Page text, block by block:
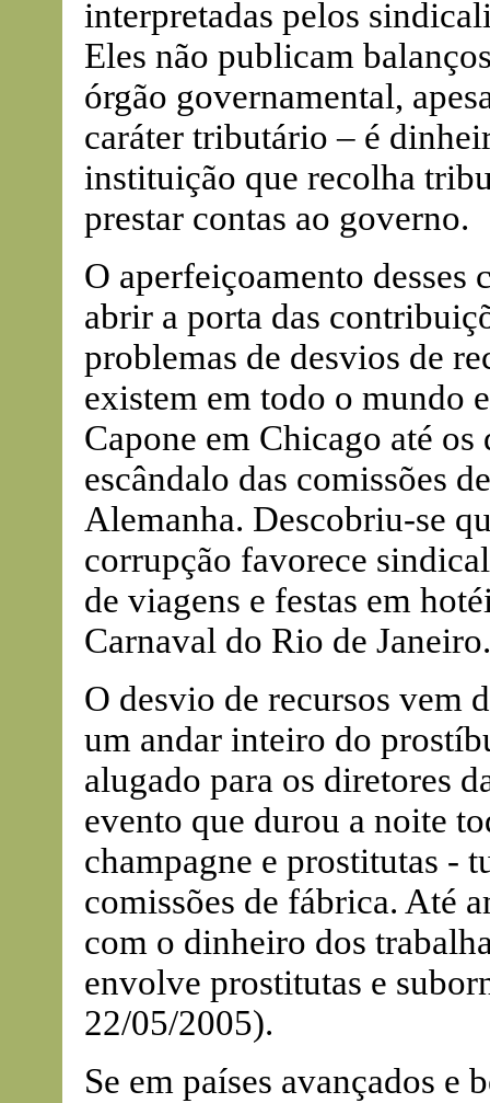
interpretadas pelos
Eles não publicam
órgão governamental,
caráter tributário – é
instituição que recolha
prestar contas ao governo.
O aperfeiçoamento desses
abrir a porta das
problemas de desvios de
existem em todo o mundo
Capone em Chicago até
escândalo das comissões
Alemanha. Descobriu-se
corrupção favorece
de viagens e festas em
Carnaval do Rio de Janeiro.
O desvio de recursos vem
um andar inteiro do
alugado para os diretores
evento que durou a noite
champagne e prostitutas -
comissões de fábrica. Até
com o dinheiro dos
envolve prostitutas e
22/05/2005).
Se em países avançados e